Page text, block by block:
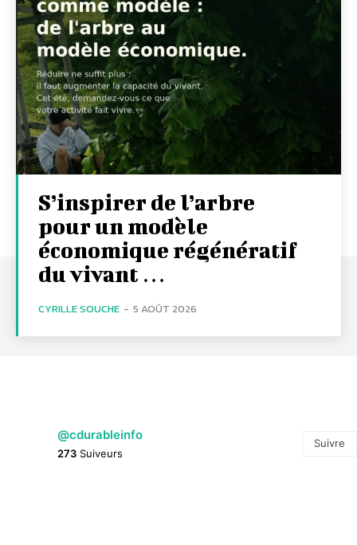
S’inspirer de l’arbre
pour un modèle
économique régénératif
du vivant …
CYRILLE SOUCHE - 5 AOÛT 2026
@cdurableinfo
273 Suiveurs
Suivre